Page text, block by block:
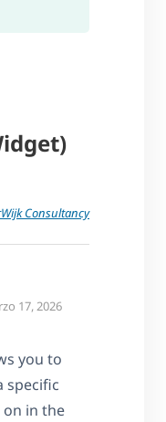
Consultancy
17, 2026
you to
specific
in the